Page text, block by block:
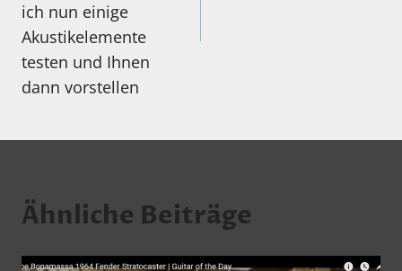
ich nun einige
Akustikelemente
testen und Ihnen
dann vorstellen
Ähnliche Beiträge